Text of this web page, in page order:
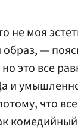
не моя
образ, —
это все
умышленно
что